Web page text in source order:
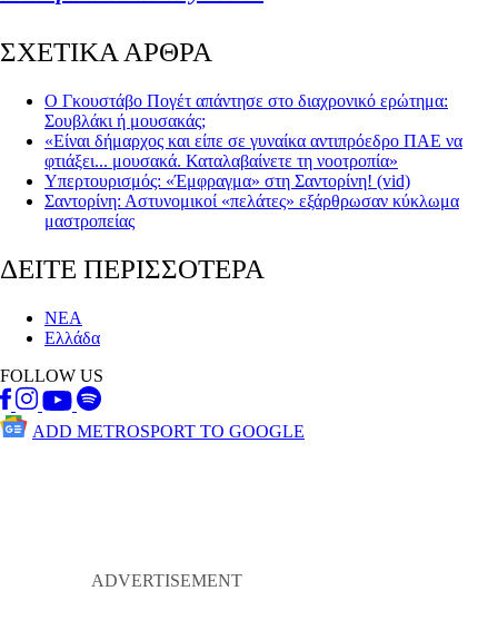
ΣΧΕΤΙΚΑ ΑΡΘΡΑ
Ο Γκουστάβο Πογέτ απάντησε στο διαχρονικό ερώτημα:
Σουβλάκι ή μουσακάς;
«Είναι δήμαρχος και είπε σε γυναίκα αντιπρόεδρο ΠΑΕ να
φτιάξει... μουσακά. Καταλαβαίνετε τη νοοτροπία»
Υπερτουρισμός: «Έμφραγμα» στη Σαντορίνη! (vid)
Σαντορίνη: Αστυνομικοί «πελάτες» εξάρθρωσαν κύκλωμα
μαστροπείας
ΔΕΙΤΕ ΠΕΡΙΣΣΟΤΕΡΑ
ΝΕΑ
Ελλάδα
FOLLOW US
ADD METROSPORT TO GOOGLE